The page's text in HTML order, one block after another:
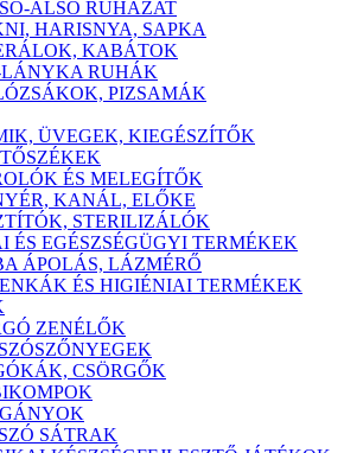
ALSÓ RUHÁZAT
HARISNYA, SAPKA
KABÁTOK
RUHÁK
PIZSAMÁK
ÜVEGEK, KIEGÉSZÍTŐK
ÉS MELEGÍTŐK
KANÁL, ELŐKE
STERILIZÁLÓK
ÉS EGÉSZSÉGÜGYI TERMÉKEK
ÁPOLÁS, LÁZMÉRŐ
ÉS HIGIÉNIAI TERMÉKEK
ZENÉLŐK
CSÖRGŐK
SÁTRAK